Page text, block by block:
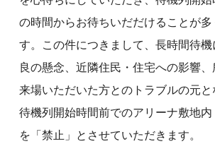
の時間からお待ちいだだけることが多
す。この件につきまして、長時間待
良の懸念、近隣住民・住宅への影響
来場いただいた方とのトラブルの元と
待機列開始時間前でのアリーナ敷地
を「禁止」とさせていただきます。